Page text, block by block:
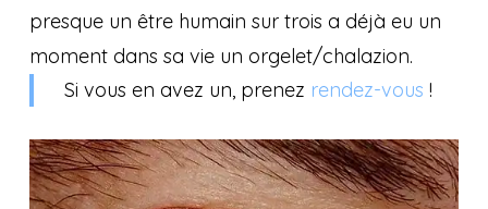
presque un être humain sur trois a déjà eu un
moment dans sa vie un orgelet/chalazion.
Si vous en avez un, prenez rendez-vous !